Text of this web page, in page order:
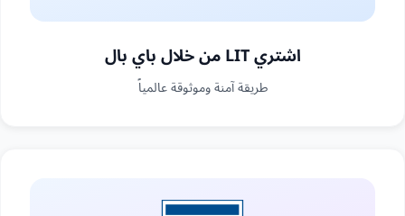
اشتري LIT من خلال باي بال
طريقة آمنة وموثوقة عالمياً